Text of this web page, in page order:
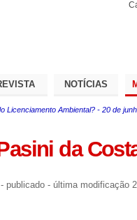
NOTÍCIAS
Licenciamento Ambiental? - 20 de
da
- publicado - última modificação